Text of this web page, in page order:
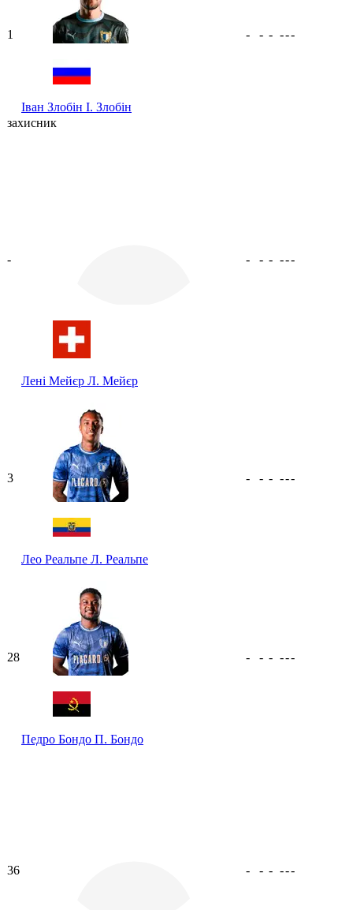
1
Іван Злобін І. Злобін
- - - ---
захисник
-
Лені Мейєр Л. Мейєр
- - - ---
3
Лео Реальпе Л. Реальпе
- - - ---
28
Педро Бондо П. Бондо
- - - ---
36 - - - ---